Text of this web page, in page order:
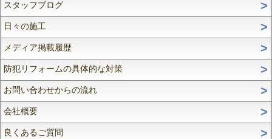
スタッフブログ
日々の施工
メディア掲載履歴
防犯リフォームの具体的な対策
お問い合わせからの流れ
会社概要
良くあるご質問